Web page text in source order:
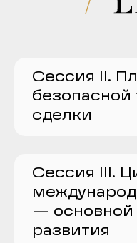
Сессия II.
безопасной
сделки
Сессия III.
— основной
развития